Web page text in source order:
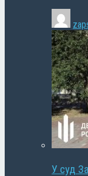
У суд